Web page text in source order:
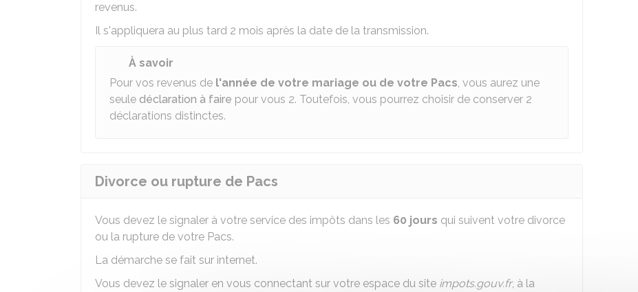
revenus.
Il s'appliquera au plus tard 2 mois après la date de la transmission.
À savoir
Pour vos revenus de l'année de votre mariage ou de votre Pacs, vous aurez une
seule déclaration à faire pour vous 2. Toutefois, vous pourrez choisir de conserver 2
déclarations distinctes.
Divorce ou rupture de Pacs
Vous devez le signaler à votre service des impôts dans les 60 jours qui suivent votre divorce
ou la rupture de votre Pacs.
La démarche se fait sur internet.
Vous devez le signaler en vous connectant sur votre espace du site impots.gouv.fr, à la